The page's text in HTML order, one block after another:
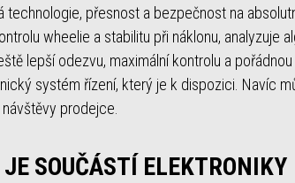
technologie, přesnost a bezpečnost na
wheelie a stabilitu při náklonu,
lepší odezvu, maximální kontrolu a
systém řízení, který je k dispozici. Navíc
prodejce.
SOUČÁSTÍ ELEKTRONIKY